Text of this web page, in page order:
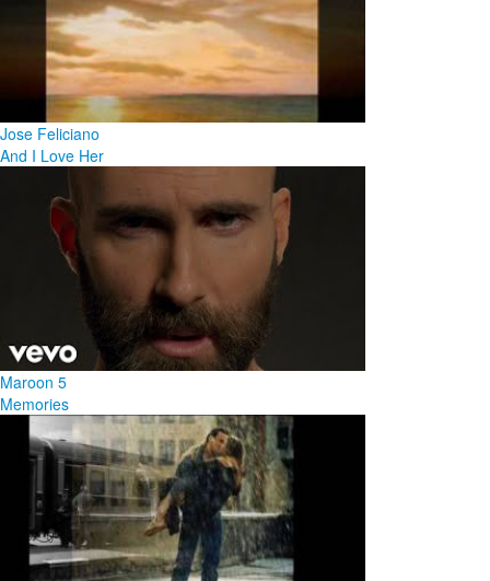
Jose Feliciano
And I Love Her
Maroon 5
Memories